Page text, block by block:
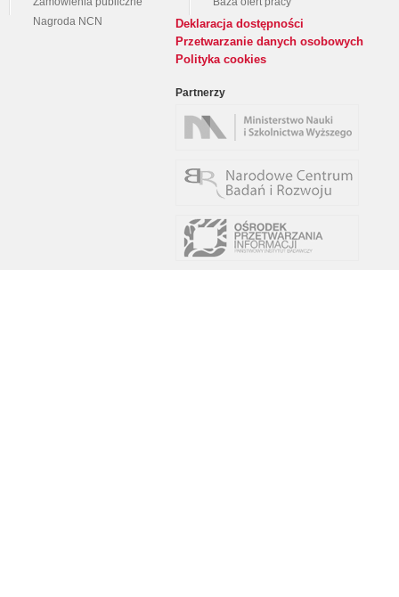
Nagroda NCN
Deklaracja dostępności
Przetwarzanie danych osobowych
Polityka cookies
Partnerzy